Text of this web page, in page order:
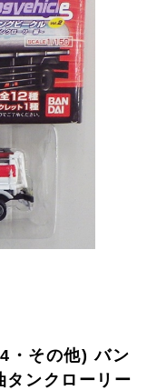
・その他) バン
タンクローリー